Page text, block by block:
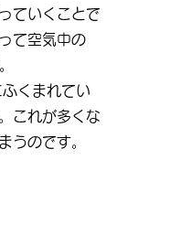
ていくことで
て空気中の
くまれてい
これが多くな
うのです。